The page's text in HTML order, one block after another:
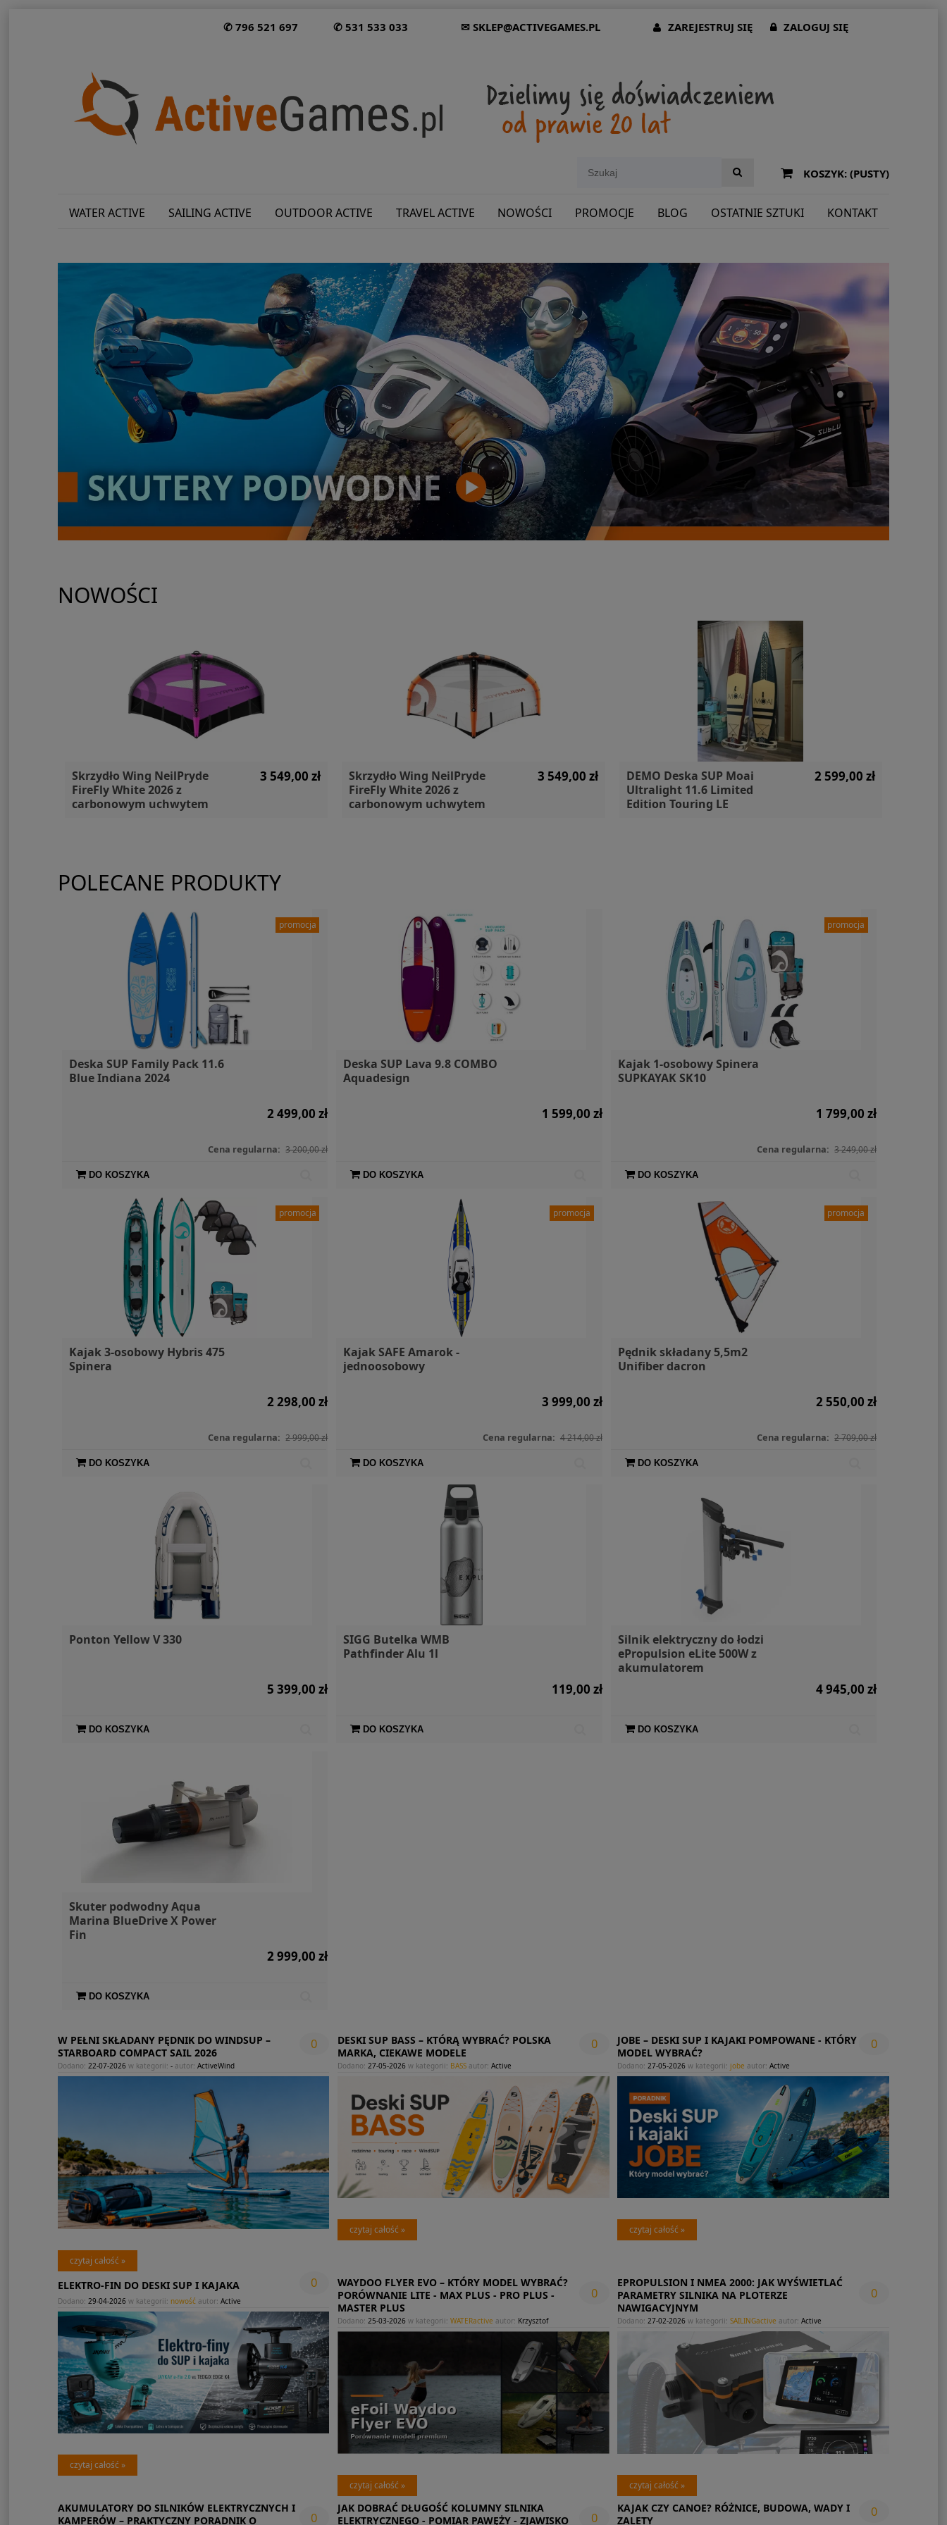
✆ 796 521 697 ✆ 531 533 033 ✉ SKLEP@ACTIVEGAMES.PL ZAREJESTRUJ SIĘ ZALOGUJ SIĘ
KOSZYK: (PUSTY)
WATER ACTIVE SAILING ACTIVE OUTDOOR ACTIVE TRAVEL ACTIVE NOWOŚCI PROMOCJE BLOG OSTATNIE SZTUKI KONTAKT
NOWOŚCI
Skrzydło Wing NeilPryde
FireFly White 2026 z
carbonowym uchwytem
3 549,00 zł
Skrzydło Wing NeilPryde
FireFly White 2026 z
carbonowym uchwytem
3 549,00 zł
DEMO Deska SUP Moai
Ultralight 11.6 Limited
Edition Touring LE
2 599,00 zł
W PEŁNI SKŁADANY PĘDNIK DO WINDSUP –
STARBOARD COMPACT SAIL 2026
0
Dodano: 22-07-2026w kategorii: -autor: ActiveWind
czytaj całość »
DESKI SUP BASS – KTÓRĄ WYBRAĆ? POLSKA
MARKA, CIEKAWE MODELE
0
Dodano:27-05-2026 w kategorii: BASS autor:Active
czytaj całość »
JOBE – DESKI SUP I KAJAKI POMPOWANE - KTÓRY
MODEL WYBRAĆ?
0
Dodano:27-05-2026 w kategorii: jobe autor:Active
czytaj całość »
ELEKTRO-FIN DO DESKI SUP I KAJAKA 0
Dodano: 29-04-2026w kategorii: nowośćautor: Active
czytaj całość »
WAYDOO FLYER EVO – KTÓRY MODEL WYBRAĆ?
PORÓWNANIE LITE - MAX PLUS - PRO PLUS -
MASTER PLUS
0
Dodano:25-03-2026 w kategorii:WATERactive autor: Krzysztof
czytaj całość »
EPROPULSION I NMEA 2000: JAK WYŚWIETLAĆ
PARAMETRY SILNIKA NA PLOTERZE
NAWIGACYJNYM
0
Dodano:27-02-2026 w kategorii:SAILINGactive autor:Active
czytaj całość »
AKUMULATORY DO SILNIKÓW ELEKTRYCZNYCH I
KAMPERÓW – PRAKTYCZNY PORADNIK O
0
JAK DOBRAĆ DŁUGOŚĆ KOLUMNY SILNIKA
ELEKTRYCZNEGO - POMIAR PAWĘŻY - ZJAWISKO
0
KAJAK CZY CANOE? RÓŻNICE, BUDOWA, WADY I
ZALETY
0
POLECANE PRODUKTY
Deska SUP Family Pack 11.6
Blue Indiana 2024
2 499,00 zł
Cena regularna: 3 200,00 zł
DO KOSZYKA
promocja
Deska SUP Lava 9.8 COMBO
Aquadesign
1 599,00 zł
DO KOSZYKA
Kajak 1-osobowy Spinera
SUPKAYAK SK10
1 799,00 zł
Cena regularna: 3 249,00 zł
DO KOSZYKA
promocja
Kajak 3-osobowy Hybris 475
Spinera
2 298,00 zł
Cena regularna: 2 999,00 zł
DO KOSZYKA
promocja
Kajak SAFE Amarok -
jednoosobowy
3 999,00 zł
Cena regularna: 4 214,00 zł
DO KOSZYKA
promocja
Pędnik składany 5,5m2
Unifiber dacron
2 550,00 zł
Cena regularna: 2 709,00 zł
DO KOSZYKA
promocja
Ponton Yellow V 330
5 399,00 zł
DO KOSZYKA
SIGG Butelka WMB
Pathfinder Alu 1l
119,00 zł
DO KOSZYKA
Silnik elektryczny do łodzi
ePropulsion eLite 500W z
akumulatorem
4 945,00 zł
DO KOSZYKA
Skuter podwodny Aqua
Marina BlueDrive X Power
Fin
2 999,00 zł
DO KOSZYKA